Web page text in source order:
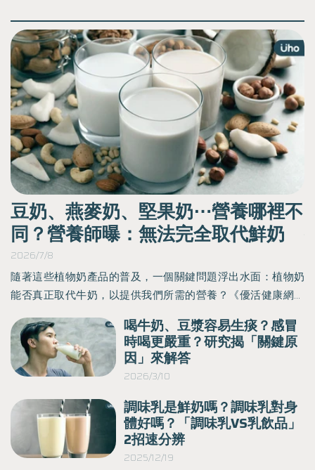
豆奶、燕麥奶、堅果奶⋯營養哪裡不
同？營養師曝：無法完全取代鮮奶
2026/7/8
隨著這些植物奶產品的普及，一個關鍵問題浮出水面：植物奶
能否真正取代牛奶，以提供我們所需的營養？《優活健康網》
特選此篇，營養師蘇意芳和大家說明植物奶和牛奶的優點和缺
點，及如何在飲食中選擇適當的飲品，以及植物奶適合什麼時
候喝對人體最好，以確保我們滿足我們的營養需求。
喝牛奶、豆漿容易生痰？感冒
時喝更嚴重？研究揭「關鍵原
因」來解答
2026/3/10
調味乳是鮮奶嗎？調味乳對身
體好嗎？「調味乳VS乳飲品」
2招速分辨
2025/12/19